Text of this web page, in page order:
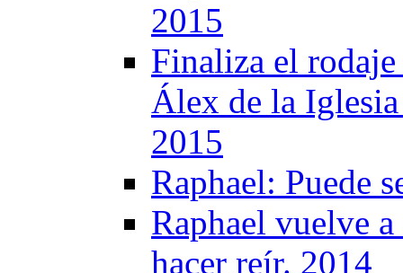
2015
Finaliza el
Álex de la
2015
Raphael: Puede
Raphael vuelve
hacer reír. 2014